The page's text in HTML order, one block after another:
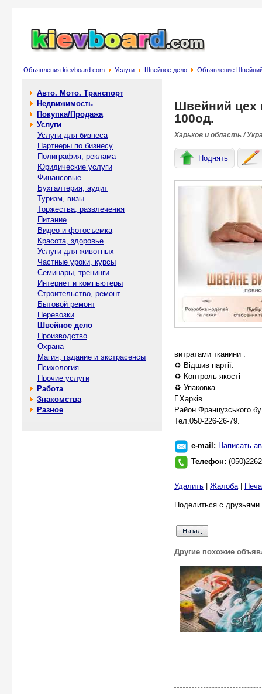
Объявления kievboard.com Услуги Швейное дело Объявление Швейний
Авто. Мото. Транспорт
Недвижимость
Покупка/Продажа
Услуги
Услуги для бизнеса
Партнеры по бизнесу
Полиграфия, реклама
Юридические услуги
Финансовые
Бухгалтерия, аудит
Туризм, визы
Торжества, развлечения
Питание
Видео и фотосъемка
Красота, здоровье
Услуги для животных
Частные уроки, курсы
Семинары, тренинги
Интернет и компьютеры
Строительство, ремонт
Бытовой ремонт
Перевозки
Швейное дело
Производство
Охрана
Магия, гадание и экстрасенсы
Психология
Прочие услуги
Работа
Знакомства
Разное
Швейний цех
100од.
Харьков и область /
Поднять
витратами тканини .
♻️ Відшив партії.
♻️ Контроль якості
♻️ Упаковка .
Г.Харків
Район Французського
Тел.050-226-26-79.
e-mail: Написать
Телефон:
Удалить Жалоба|
Поделиться с
Другие похожие